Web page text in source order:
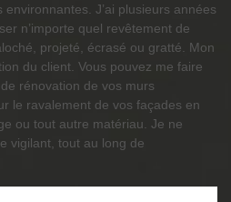
J’ai plusieurs années
n’importe quel revêtement de
projeté, écrasé ou gratté. Mon
du client. Vous pouvez me faire
rénovation de vos murs
le ravalement de vos façades en
ou tout autre matériau. Je ne
vigilant, tout au long de